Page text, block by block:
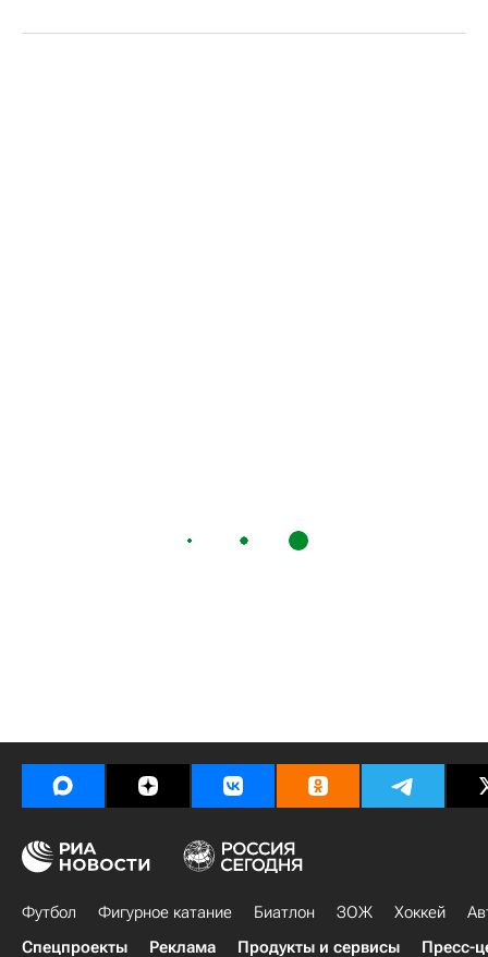
Футбол Фигурное катание Биатлон ЗОЖ Хоккей
Спецпроекты
Реклама Продукты и сервисы Пресс-